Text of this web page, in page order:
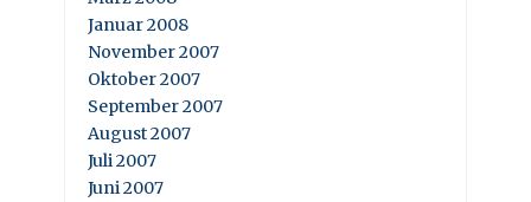
Januar 2008
November 2007
Oktober 2007
September 2007
August 2007
Juli 2007
Juni 2007